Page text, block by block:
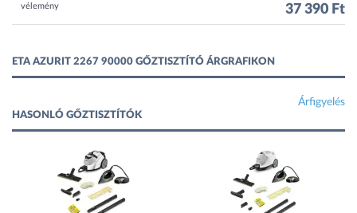
vélemény
37 390 Ft
ETA AZURIT 2267 90000 GŐZTISZTÍTÓ ÁRGRAFIKON
Árfigyelés
HASONLÓ GŐZTISZTÍTÓK